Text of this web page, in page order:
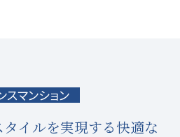
マンション
イルを実現する快適な